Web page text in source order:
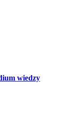
wiedzy